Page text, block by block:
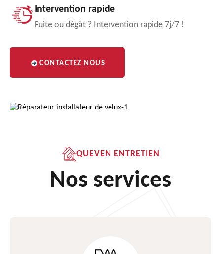
Intervention rapide
Fuite ou dégât ? Intervention rapide 7j/7 !
CONTACTEZ NOUS
QUEVEN ENTRETIEN
Nos services